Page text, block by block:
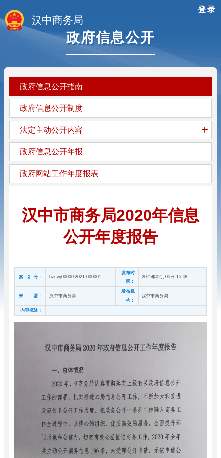
登录
汉中商务局
政府信息公开
政府信息公开指南
政府信息公开制度
法定主动公开内容 +
政府信息公开年报
政府网站工作年度报表
汉中市商务局2020年信息
公开年度报告
索 引 号： hzswj00000/2021-000001
发布时
间：
2021年02月05日 15:38
来 源： 汉中市商务局
发布机
构：
汉中市商务局
内容概述：